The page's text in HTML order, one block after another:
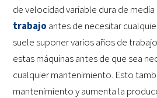
de velocidad variable dura de media
trabajo antes de necesitar
suele suponer varios años de
estas máquinas antes de que sea
cualquier mantenimiento. Esto
mantenimiento y aumenta la